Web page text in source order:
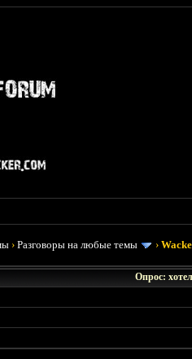
›Разговоры на любые темы ›
Опрос: